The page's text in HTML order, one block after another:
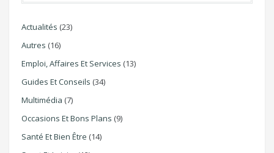
Actualités (23)
Autres (16)
Emploi, Affaires Et Services (13)
Guides Et Conseils (34)
Multimédia (7)
Occasions Et Bons Plans (9)
Santé Et Bien Être (14)